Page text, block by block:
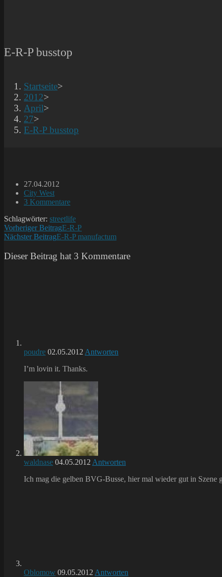
E-R-P busstop
Startseite>
2012>
April>
27>
E-R-P busstop
Beitrag
veröffentlicht:
27.04.2012
Beitrags-
Kategorie:
City West
Beitrags-
3 Kommentare
Schlagwörter: streetlife
Weitere
Artikel
ansehen
Vorheriger BeitragE-R-P
Nächster BeitragE-R-P manufactum
Dieser Beitrag hat 3 Kommentare
poudre 02.05.2012 Antworten
I’m lovin it. Thanks.
waldnase 04.05.2012 Antworten
Ich mag die gelben BVG-Busse, hier mal wieder gut in Szene
Oblomow 09.05.2012 Antworten